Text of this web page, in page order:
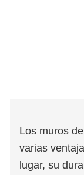
Los muros
varias
lugar, su